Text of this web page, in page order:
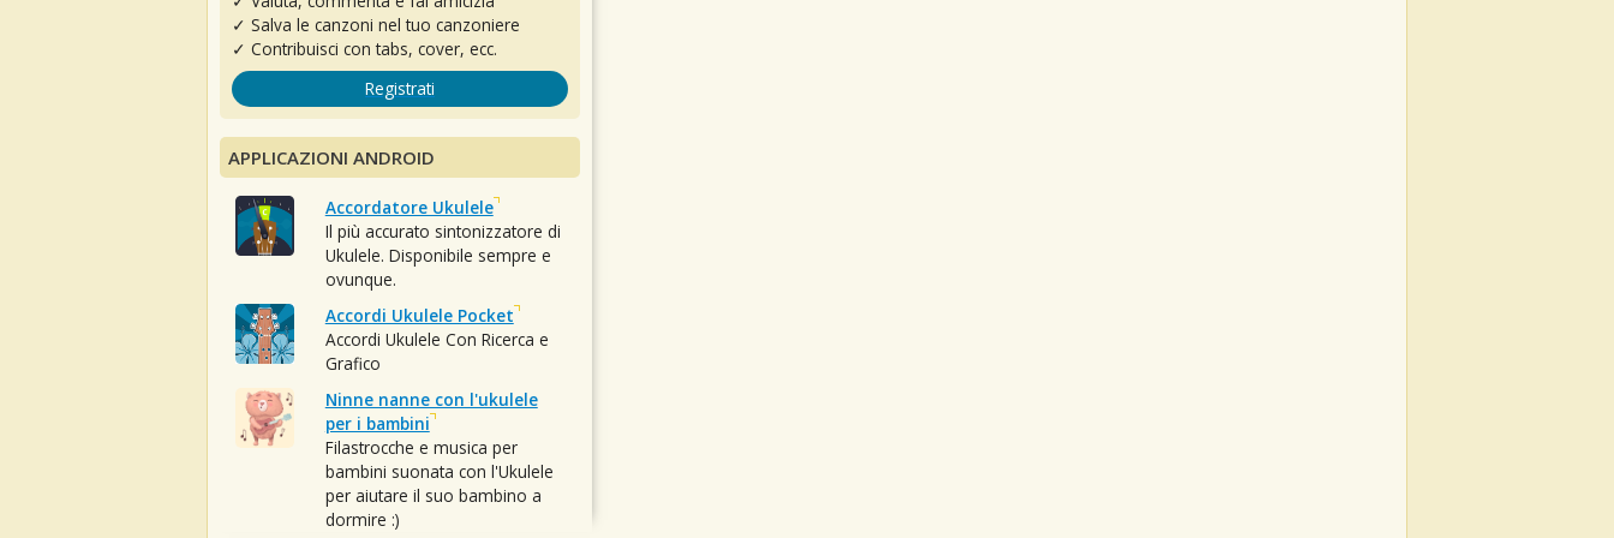
✓ Salva le canzoni nel tuo canzoniere
✓ Contribuisci con tabs, cover, ecc.
Registrati
APPLICAZIONI ANDROID
Accordatore Ukulele
Il più accurato sintonizzatore di
Ukulele. Disponibile sempre e
ovunque.
Accordi Ukulele Pocket
Accordi Ukulele Con Ricerca e
Grafico
Ninne nanne con l'ukulele
per i bambini
Filastrocche e musica per
bambini suonata con l'Ukulele
per aiutare il suo bambino a
dormire :)